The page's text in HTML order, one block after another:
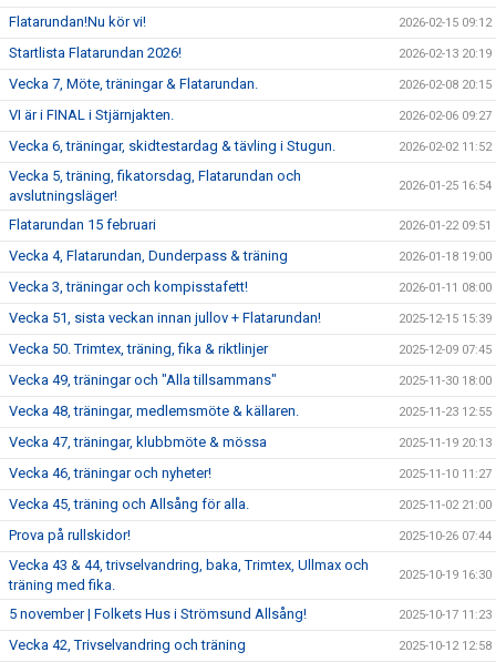
Flatarundan!Nu kör vi! 2026-02-15 09:12
Startlista Flatarundan 2026! 2026-02-13 20:19
Vecka 7, Möte, träningar & Flatarundan. 2026-02-08 20:15
VI är i FINAL i Stjärnjakten. 2026-02-06 09:27
Vecka 6, träningar, skidtestardag & tävling i Stugun. 2026-02-02 11:52
Vecka 5, träning, fikatorsdag, Flatarundan och
avslutningsläger!
2026-01-25 16:54
Flatarundan 15 februari 2026-01-22 09:51
Vecka 4, Flatarundan, Dunderpass & träning 2026-01-18 19:00
Vecka 3, träningar och kompisstafett! 2026-01-11 08:00
Vecka 51, sista veckan innan jullov + Flatarundan! 2025-12-15 15:39
Vecka 50. Trimtex, träning, fika & riktlinjer 2025-12-09 07:45
Vecka 49, träningar och "Alla tillsammans" 2025-11-30 18:00
Vecka 48, träningar, medlemsmöte & källaren. 2025-11-23 12:55
Vecka 47, träningar, klubbmöte & mössa 2025-11-19 20:13
Vecka 46, träningar och nyheter! 2025-11-10 11:27
Vecka 45, träning och Allsång för alla. 2025-11-02 21:00
Prova på rullskidor! 2025-10-26 07:44
Vecka 43 & 44, trivselvandring, baka, Trimtex, Ullmax och
träning med fika.
2025-10-19 16:30
5 november | Folkets Hus i Strömsund Allsång! 2025-10-17 11:23
Vecka 42, Trivselvandring och träning 2025-10-12 12:58